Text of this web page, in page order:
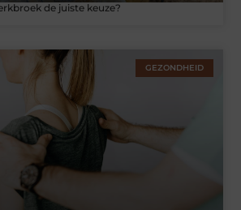
de juiste keuze?
GEZONDHEID